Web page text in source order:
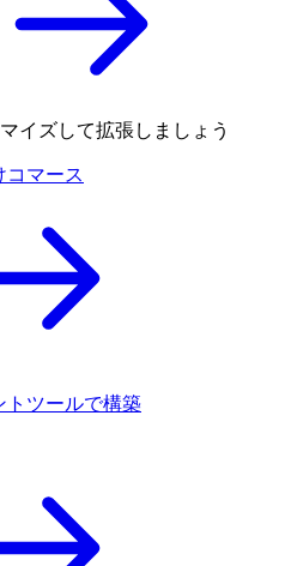
イズして拡張しましょう
コマース
トツールで構築